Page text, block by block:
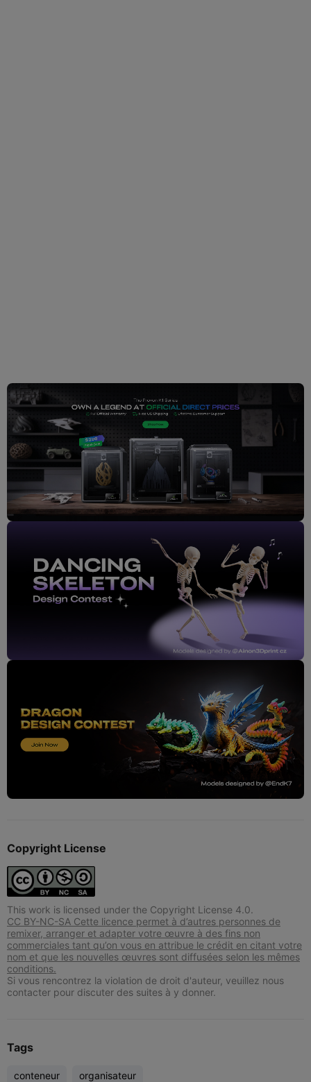
Copyright License
This work is licensed under the Copyright License 4.0.
CC BY-NC-SA Cette licence permet à d’autres personnes de
remixer, arranger et adapter votre œuvre à des fins non
commerciales tant qu’on vous en attribue le crédit en citant votre
nom et que les nouvelles œuvres sont diffusées selon les mêmes
conditions.
Si vous rencontrez la violation de droit d'auteur, veuillez nous
contacter pour discuter des suites à y donner.
Tags
conteneur organisateur